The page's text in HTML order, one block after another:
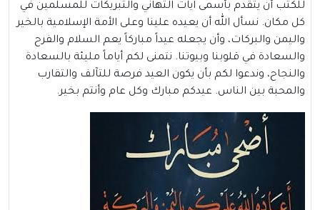
للكتب أن يتقدم بأسمى آيات التهاني والتبريكات للمسلمين في
كل مكان. نسأل الله أن يعيده علينا وعلى الأمة الإسلامية بالخير
واليمن والبركات، وأن يجعله عيداً مباركاً يعم السلام والفرح
والسعادة في قلوبنا وبيوتنا. نتمنى لكم أياماً مليئة بالسعادة
والنجاح، وندعوا لكم بأن يكون العيد فرصة للتآلف والتقارب
والمحبة بين الناس. عيدكم مبارك وكل عام وأنتم بخير.